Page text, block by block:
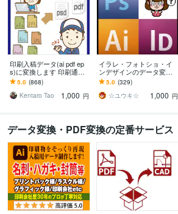
印刷入稿データ(ai pdf ep
s)に変換します 印刷通販
を利用したい方、入稿デ
ータに変換いたします！
5.0 (868)
Kentaro Tao
1,000 円
イラレ・フォトショ・イ
ンデザインのデータ変換
します デザイン作成のご
相談はDMより受けており
ます
5.0 (329)
☆ユウキ☆
1,000 円
データ変換・PDF変換の定番サービス